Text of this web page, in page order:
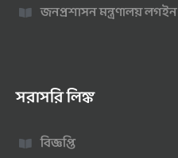
জনপ্রশাসন মন্ত্রণালয় লগইন
সরাসরি লিঙ্ক
বিজ্ঞপ্তি